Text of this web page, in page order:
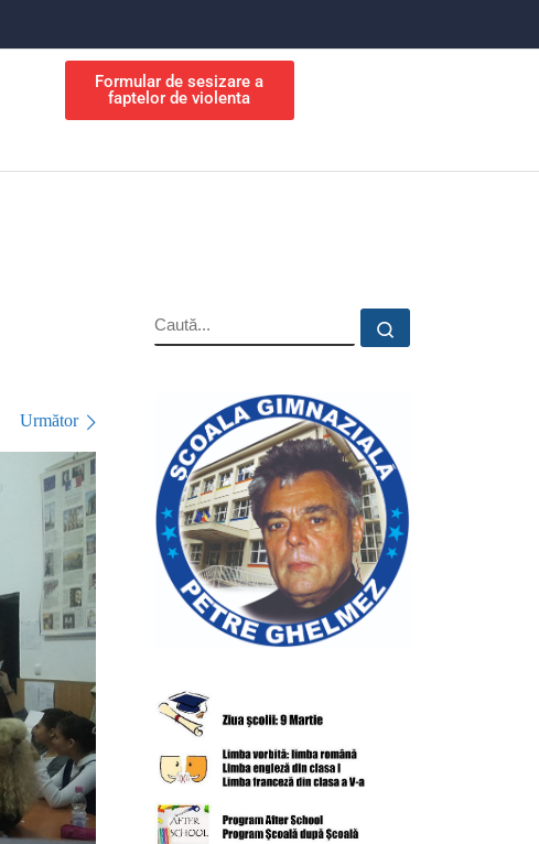
Formular de sesizare a
faptelor de violenta
Următor